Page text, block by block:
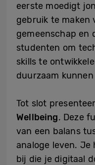
eerste moedigt
gebruik te maken
gemeenschap en
studenten om
skills te
duurzaam
Tot slot
Wellbeing. Deze
van een balans
analoge leven.
bij die je digitaal